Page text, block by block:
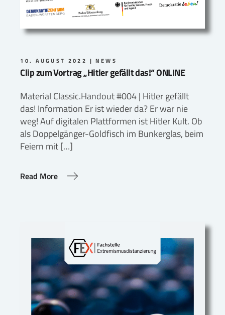
10. AUGUST 2022 NEWS
Clip zum Vortrag „Hitler gefällt das!“ ONLINE
Material Classic.Handout #004 | Hitler gefällt
das! Information Er ist wieder da? Er war nie
weg! Auf digitalen Plattformen ist Hitler Kult. Ob
als Doppelgänger-Goldfisch im Bunkerglas, beim
Feiern mit […]
Read More